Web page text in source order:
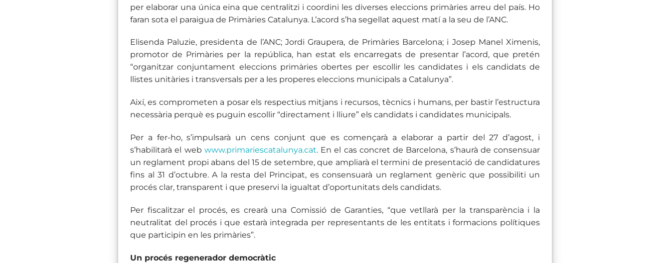
per elaborar una única eina que centralitzi i coordini les diverses eleccions primàries arreu del país. Ho
faran sota el paraigua de Primàries Catalunya. L’acord s’ha segellat aquest matí a la seu de l’ANC.
Elisenda Paluzie, presidenta de l’ANC; Jordi Graupera, de Primàries Barcelona; i Josep Manel Ximenis,
promotor de Primàries per la república, han estat els encarregats de presentar l’acord, que pretén
“organitzar conjuntament eleccions primàries obertes per escollir les candidates i els candidats de
llistes unitàries i transversals per a les properes eleccions municipals a Catalunya”.
Així, es comprometen a posar els respectius mitjans i recursos, tècnics i humans, per bastir l’estructura
necessària perquè es puguin escollir “directament i lliure” els candidats i candidates municipals.
Per a fer-ho, s’impulsarà un cens conjunt que es començarà a elaborar a partir del 27 d’agost, i
s’habilitarà el web www.primariescatalunya.cat. En el cas concret de Barcelona, s’haurà de consensuar
un reglament propi abans del 15 de setembre, que ampliarà el termini de presentació de candidatures
fins al 31 d’octubre. A la resta del Principat, es consensuarà un reglament genèric que possibiliti un
procés clar, transparent i que preservi la igualtat d’oportunitats dels candidats.
Per fiscalitzar el procés, es crearà una Comissió de Garanties, “que vetllarà per la transparència i la
neutralitat del procés i que estarà integrada per representants de les entitats i formacions polítiques
que participin en les primàries”.
Un procés regenerador democràtic